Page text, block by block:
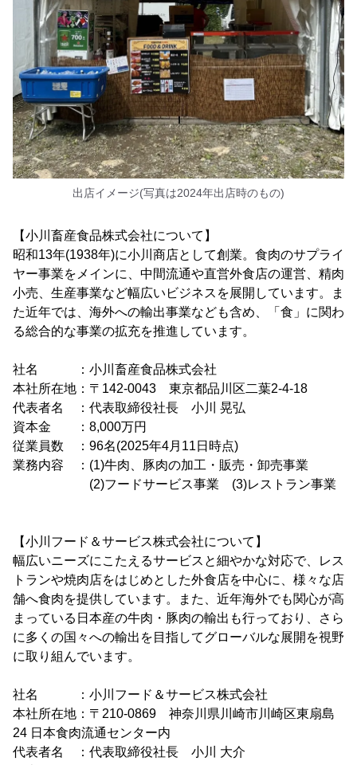
出店イメージ(写真は2024年出店時のもの)
【小川畜産食品株式会社について】
昭和13年(1938年)に小川商店として創業。食肉のサプライ
ヤー事業をメインに、中間流通や直営外食店の運営、精肉
小売、生産事業など幅広いビジネスを展開しています。ま
た近年では、海外への輸出事業なども含め、「食」に関わ
る総合的な事業の拡充を推進しています。
社名 ：小川畜産食品株式会社
本社所在地：〒142-0043 東京都品川区二葉2-4-18
代表者名 ：代表取締役社長 小川 晃弘
資本金 ：8,000万円
従業員数 ：96名(2025年4月11日時点)
業務内容 ：(1)牛肉、豚肉の加工・販売・卸売事業
(2)フードサービス事業 (3)レストラン事業
【小川フード＆サービス株式会社について】
幅広いニーズにこたえるサービスと細やかな対応で、レス
トランや焼肉店をはじめとした外食店を中心に、様々な店
舗へ食肉を提供しています。また、近年海外でも関心が高
まっている日本産の牛肉・豚肉の輸出も行っており、さら
に多くの国々への輸出を目指してグローバルな展開を視野
に取り組んでいます。
社名 ：小川フード＆サービス株式会社
本社所在地：〒210-0869 神奈川県川崎市川崎区東扇島
24 日本食肉流通センター内
代表者名 ：代表取締役社長 小川 大介